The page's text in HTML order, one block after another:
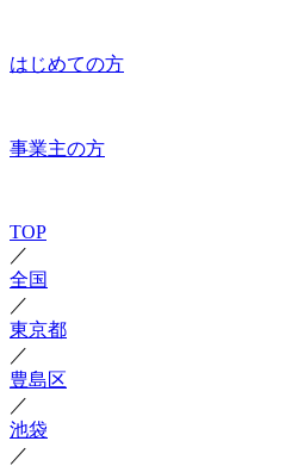
はじめての方
事業主の方
TOP
／
全国
／
東京都
／
豊島区
／
池袋
／